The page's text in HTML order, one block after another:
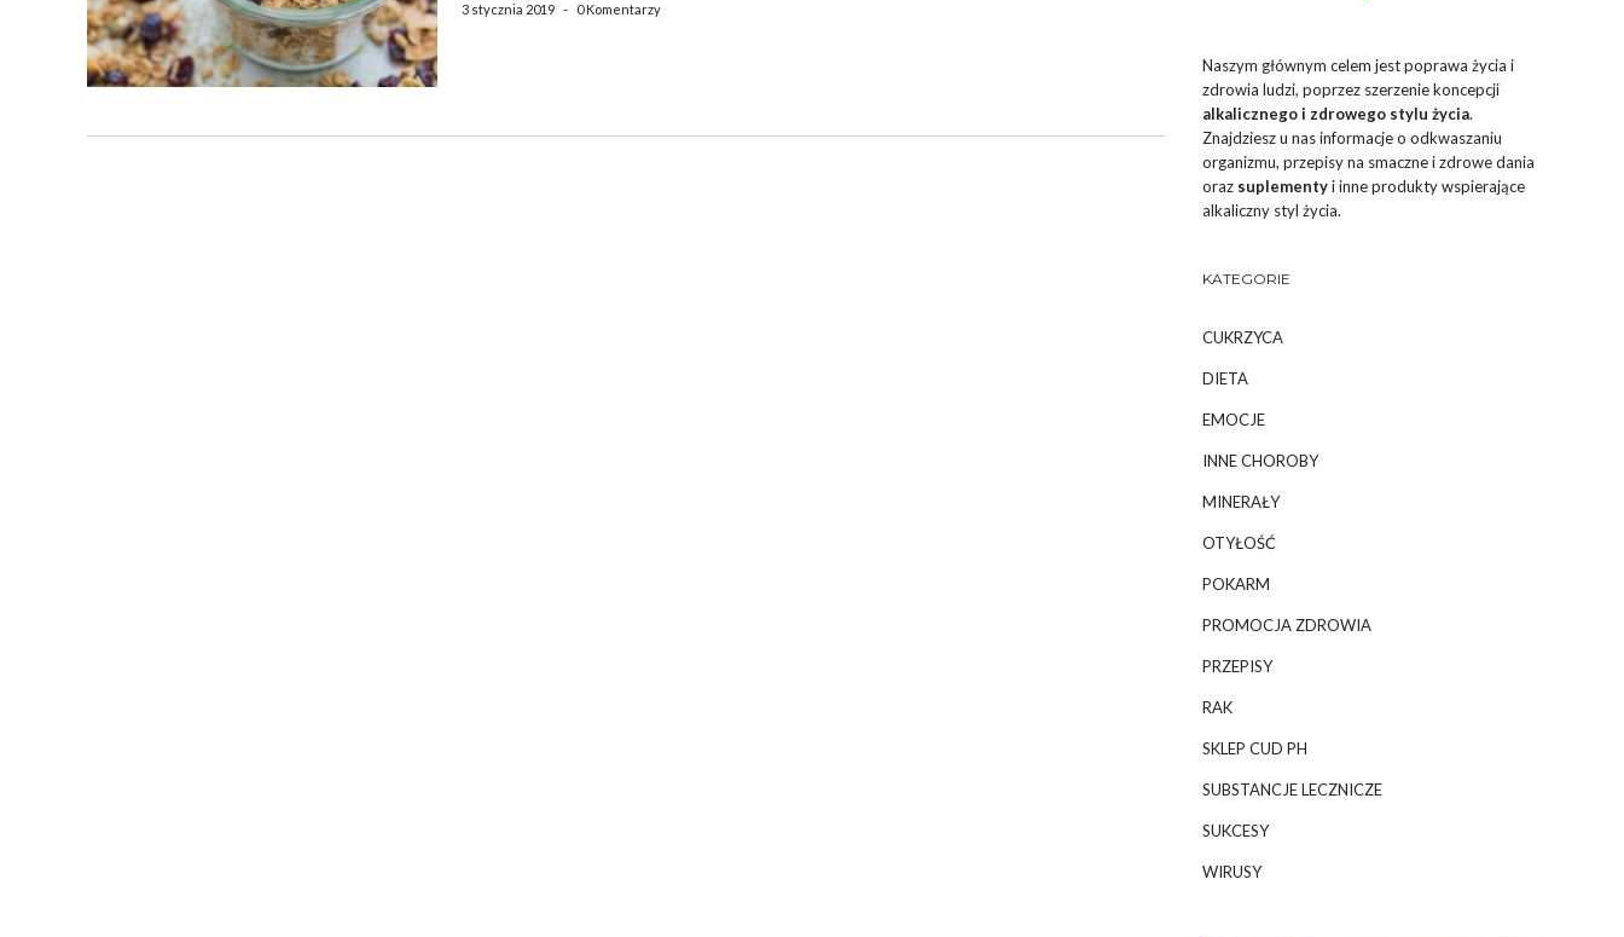
3 stycznia 2019 - 0 Komentarzy
Naszym głównym celem jest poprawa życia i
zdrowia ludzi, poprzez szerzenie koncepcji
alkalicznego i zdrowego stylu życia.
Znajdziesz u nas informacje o odkwaszaniu
organizmu, przepisy na smaczne i zdrowe dania
oraz suplementyi inne produkty wspierające
alkaliczny styl życia.
KATEGORIE
CUKRZYCA
DIETA
EMOCJE
INNE CHOROBY
MINERAŁY
OTYŁOŚĆ
POKARM
PROMOCJA ZDROWIA
PRZEPISY
RAK
SKLEP CUD PH
SUBSTANCJE LECZNICZE
SUKCESY
WIRUSY